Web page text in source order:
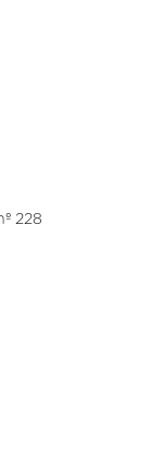
228